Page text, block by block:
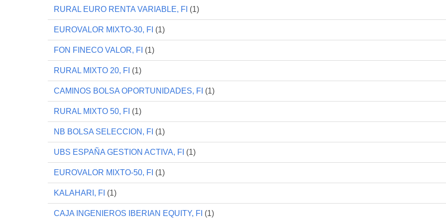
RURAL EURO RENTA VARIABLE, FI (1)
EUROVALOR MIXTO-30, FI (1)
FON FINECO VALOR, FI (1)
RURAL MIXTO 20, FI (1)
CAMINOS BOLSA OPORTUNIDADES, FI (1)
RURAL MIXTO 50, FI (1)
NB BOLSA SELECCION, FI (1)
UBS ESPAÑA GESTION ACTIVA, FI (1)
EUROVALOR MIXTO-50, FI (1)
KALAHARI, FI (1)
CAJA INGENIEROS IBERIAN EQUITY, FI (1)